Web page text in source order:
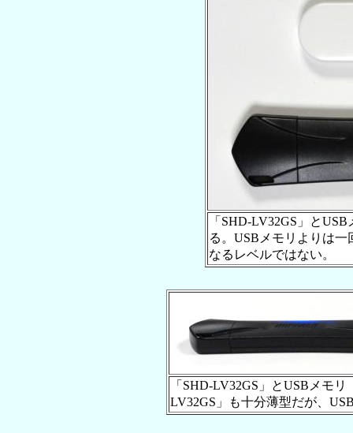
「SHD-LV32GS」と
る。USBメモリよりは
なるレベルではない。
「SHD-LV32GS」とUSBメモ
LV32GS」も十分薄型だが、